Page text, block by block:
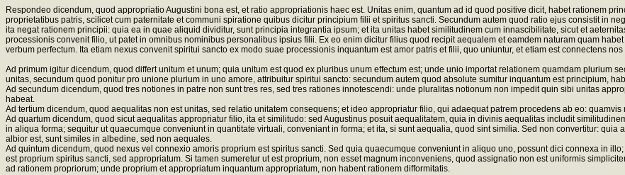
Respondeo dicendum, quod appropriatio Augustini bona est, et ratio appropriationis haec est. Unitas enim, quantum ad id quod positive dicit, habet rationem
proprietatibus patris, scilicet cum paternitate et communi spiratione quibus dicitur principium filii et spiritus sancti. Secundum autem quod ratio ejus consistit in
ita negat rationem principii: quia ea in quae aliquid dividitur, sunt principia integrantia ipsum; et ita unitas habet similitudinem cum innascibilitate, sicut et
processionis convenit filio, ut patet in omnibus nominibus personalibus ipsius filii. Ex eo enim dicitur filius quod recipit aequalem et eamdem naturam quam
verbum perfectum. Ita etiam nexus convenit spiritui sancto ex modo suae processionis inquantum est amor patris et filii, quo uniuntur, et etiam est connectens
Ad primum igitur dicendum, quod differt unitum et unum; quia unitum est quod ex pluribus unum effectum est; unde unio importat relationem quamdam plurium
unitas, secundum quod ponitur pro unione plurium in uno amore, attribuitur spiritui sancto: secundum autem quod absolute sumitur inquantum est principium,
Ad secundum dicendum, quod tres notiones in patre non sunt tres res, sed tres rationes innotescendi: unde pluralitas notionum non impedit quin sibi unitas
habeat.
Ad tertium dicendum, quod aequalitas non est unitas, sed relatio unitatem consequens; et ideo appropriatur filio, qui adaequat patrem procedens ab eo:
Ad quartum dicendum, quod sicut aequalitas appropriatur filio, ita et similitudo: sed Augustinus posuit aequalitatem, quia in divinis aequalitas includit
in aliqua forma; sequitur ut quaecumque conveniunt in quantitate virtuali, conveniant in forma; et ita, si sunt aequalia, quod sint similia. Sed non convertitur:
albior est, sunt similes in albedine, sed non aequales.
Ad quintum dicendum, quod nexus vel connexio amoris proprium est spiritus sancti. Sed quia quaecumque conveniunt in aliquo uno, possunt dici connexa in
est proprium spiritus sancti, sed appropriatum. Si tamen sumeretur ut est proprium, non esset magnum inconveniens, quod assignatio non est uniformis
ad rationem propriorum; unde proprium et appropriatum inquantum appropriatum, non habent rationem difformitatis.